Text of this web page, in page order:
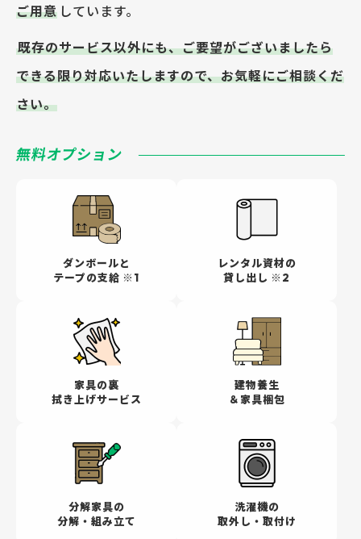
ご用意 しています。
既存のサービス以外にも、ご要望がございましたら
できる限り対応いたしますので、お気軽にご相談くだ
さい。
無料オプション
ダンボールと
テープの支給 ※1
レンタル資材の
貸し出し ※2
家具の裏
拭き上げサービス
建物養生
＆家具梱包
分解家具の
分解・組み立て
洗濯機の
取外し・取付け